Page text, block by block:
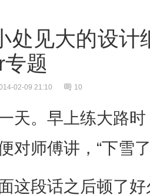
处见大的设计
题
02-09 21:10 10
天。早上练大路
对师傅讲，“下雪
这段话之后顿了